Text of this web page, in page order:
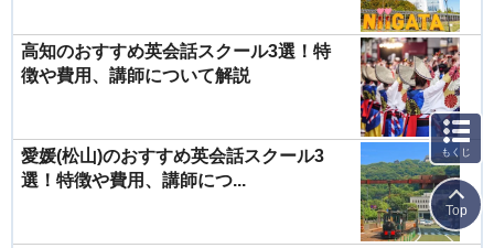
高知のおすすめ英会話スクール3選！特
徴や費用、講師について解説
愛媛(松山)のおすすめ英会話スクール3
選！特徴や費用、講師につ...
もくじ
Top